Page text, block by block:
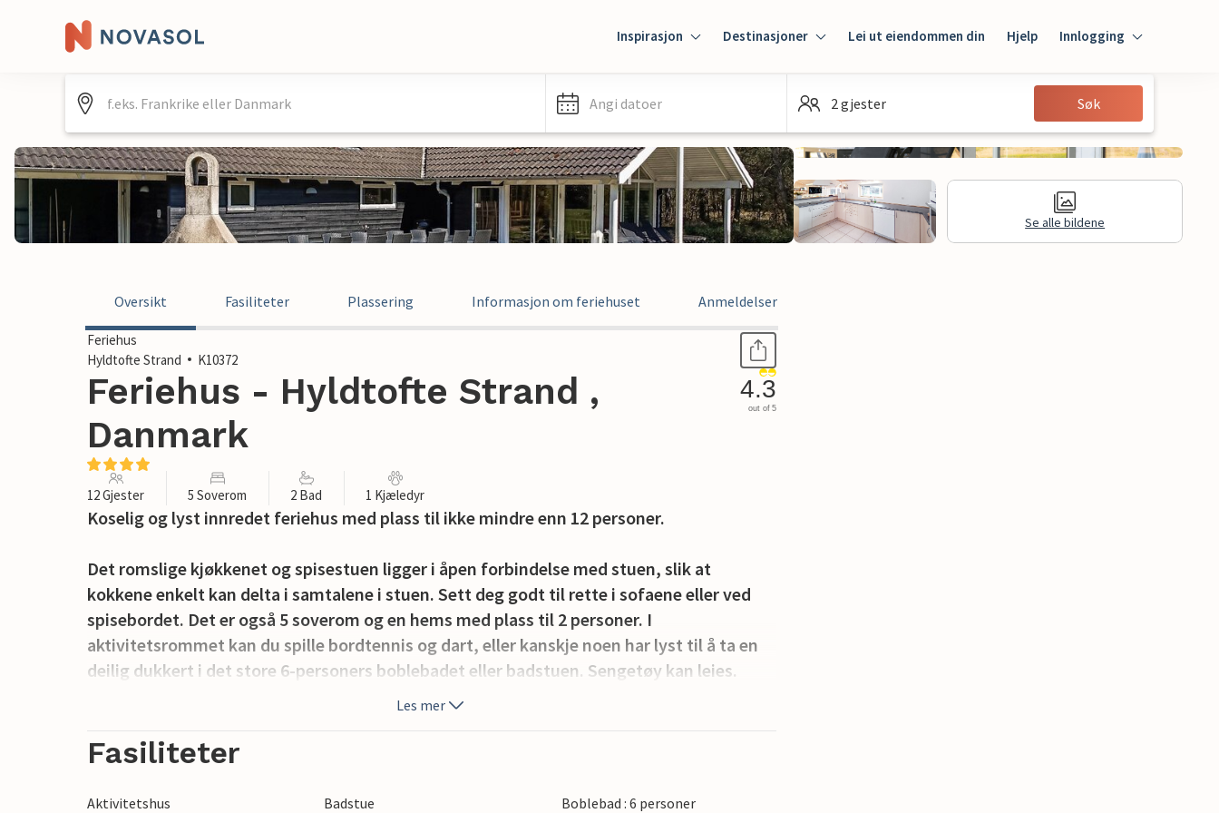
Inspirasjon Destinasjoner Lei ut eiendommen din Hjelp Innlogging
Innlogging
Gjest
Angi datoer 2 gjester Søk
Se alle bildene
Oversikt Fasiliteter Plassering Informasjon om feriehuset Anmeldelser
Feriehus
Hyldtofte Strand
K10372
Feriehus - Hyldtofte Strand ,
Danmark
4.3
out of 5
12 Gjester 5 Soverom 2 Bad 1 Kjæledyr
Koselig og lyst innredet feriehus med plass til ikke mindre enn 12 personer.
Det romslige kjøkkenet og spisestuen ligger i åpen forbindelse med stuen, slik at
kokkene enkelt kan delta i samtalene i stuen. Sett deg godt til rette i sofaene eller ved
spisebordet. Det er også 5 soverom og en hems med plass til 2 personer. I
aktivitetsrommet kan du spille bordtennis og dart, eller kanskje noen har lyst til å ta en
deilig dukkert i det store 6-personers boblebadet eller badstuen. Sengetøy kan leies.
ved hagebordet og grille deilige måltider om kvelden. Det er parkeringsplass for 4 biler på
Les mer
Fasiliteter
Aktivitetshus Badstue
Boblebad : 6 personer